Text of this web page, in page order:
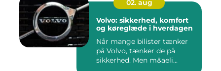
02. aug
Volvo: sikkerhed, komfort
og køreglæde i hverdagen
Når mange bilister tænker
på Volvo, tænker de på
sikkerhed. Men m&aeli...